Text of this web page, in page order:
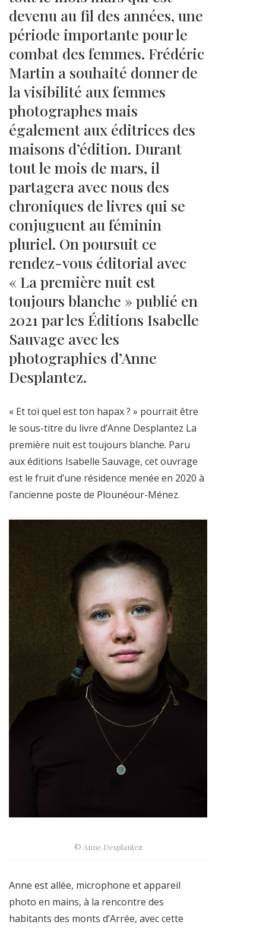
devenu au fil des années, une
période importante pour le
combat des femmes. Frédéric
Martin a souhaité donner de
la visibilité aux femmes
photographes mais
également aux éditrices des
maisons d’édition. Durant
tout le mois de mars, il
partagera avec nous des
chroniques de livres qui se
conjuguent au féminin
pluriel. On poursuit ce
rendez-vous éditorial avec
« La première nuit est
toujours blanche » publié en
2021 par les Éditions Isabelle
Sauvage avec les
photographies d’Anne
Desplantez.
« Et toi quel est ton hapax ? » pourrait être
le sous-titre du livre d’Anne Desplantez La
première nuit est toujours blanche. Paru
aux éditions Isabelle Sauvage, cet ouvrage
est le fruit d’une résidence menée en 2020 à
l’ancienne poste de Plounéour-Ménez.
© Anne Desplantez
Anne est allée, microphone et appareil
photo en mains, à la rencontre des
habitants des monts d’Arrée, avec cette